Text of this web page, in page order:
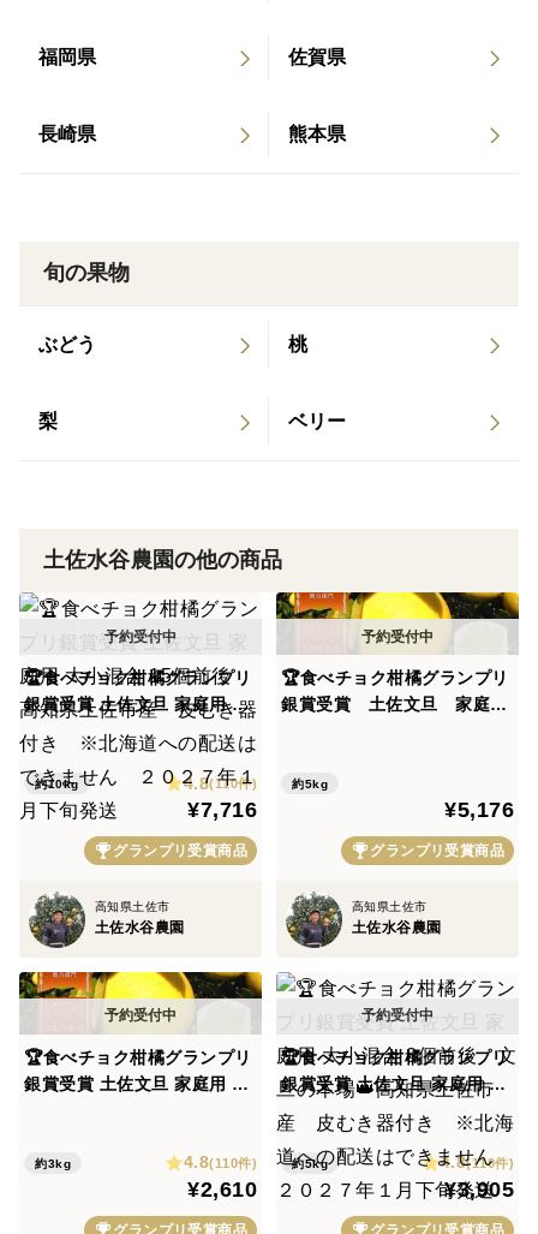
農園オリジナルデザインのダンボールを使用して発送致
〈ご注意！〉
ちにお召し上がりください。
〈農薬・化学肥料の使用状況〉
節減対象化学肥料(窒素成分)：高知県慣行比6割減
い。
参考：高知県の慣行基準(ブンタン露地栽培をご参照く
ださい)
https://www.pref.kochi.lg.jp/soshiki/160501/files/20160
51600128/file_2017629485420_1.pdf
福岡県 佐賀県
長崎県 熊本県
旬の果物
ぶどう 桃
梨 ベリー
土佐水谷農園の他の商品
🏆食べチョク柑橘グランプリ
銀賞受賞 土佐文旦 家庭用 大
小混合 15個前後 高知県土
佐市産 皮むき器付き ※北
海道への配送はできません
２０２７年１月下旬発送
約10kg 4.8(110件)
¥7,716
グランプリ受賞商品
高知県土佐市
土佐水谷農園
🏆食べチョク柑橘グランプリ
銀賞受賞 土佐文旦 家庭
皮むき器付き ※北海道への
配送はできません ２０２７
年１月下旬発送
約5kg
¥5,176
グランプリ受賞商品
高知県土佐市
土佐水谷農園
🏆食べチョク柑橘グランプリ
銀賞受賞 土佐文旦 家庭用 大
付き ※北海道への配送はで
きません ２０２７年１月下旬
約3kg 4.8(110件)
¥2,610
グランプリ受賞商品
🏆食べチョク柑橘グランプリ
銀賞受賞 土佐文旦 家庭用 大
小混合 8個前後 文旦の本場
👑高知県土佐市産 皮むき器
付き ※北海道への配送はで
きません ２０２７年１月下
約5kg 4.8(110件)
¥3,905
グランプリ受賞商品